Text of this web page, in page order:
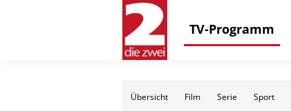
TV-Programm
Übersicht Film Serie Sport